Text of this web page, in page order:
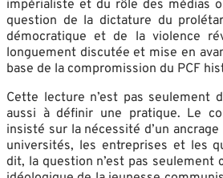
impérialiste et du rôle des médias
question de la dictature du
démocratique et de la violence
longuement discutée et mise en
base de la compromission du PCF
Cette lecture n’est pas seulement
aussi à définir une pratique. Le
insisté sur la nécessité d’un
universités, les entreprises et les
dit, la question n’est pas seulement